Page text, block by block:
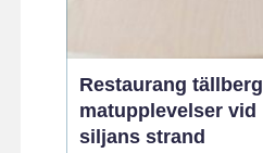
Restaurang tällberg
matupplevelser vid
siljans strand